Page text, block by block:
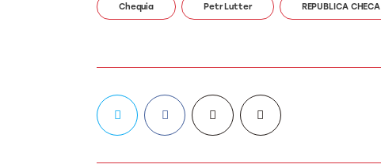
Chequia Petr Lutter REPUBLICA CHECA